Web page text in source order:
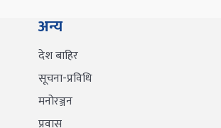
अन्य
देश बाहिर
सूचना-प्रविधि
मनोरञ्जन
प्रवास